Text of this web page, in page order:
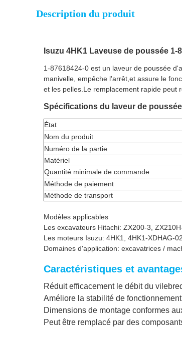
Description du produit
Isuzu 4HK1 Laveuse de poussée
1-87618424-0 est un laveur de poussée
manivelle, empêche l'arrêt,et assure le
et les pelles.Le remplacement rapide peut
Spécifications du laveur de
État
Nom du produit
Numéro de la partie
Matériel
Quantité minimale de commande
Méthode de paiement
Méthode de transport
Modèles applicables
Les excavateurs Hitachi: ZX200-3,
Les moteurs Isuzu: 4HK1, 4HK1-XDHAG-
Domaines d'application: excavatrices /
Caractéristiques et
Réduit efficacement le débit du
Améliore la stabilité de
Dimensions de montage conformes
Peut être remplacé par des